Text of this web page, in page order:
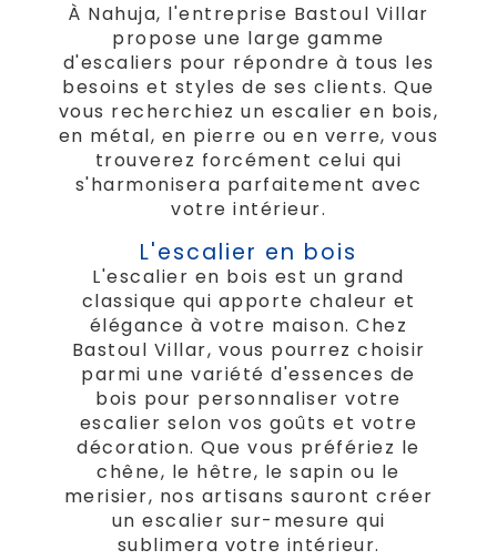
À Nahuja, l'entreprise Bastoul Villar
propose une large gamme
d'escaliers pour répondre à tous les
besoins et styles de ses clients. Que
vous recherchiez un escalier en bois,
en métal, en pierre ou en verre, vous
trouverez forcément celui qui
s'harmonisera parfaitement avec
votre intérieur.
L'escalier en bois
L'escalier en bois est un grand
classique qui apporte chaleur et
élégance à votre maison. Chez
Bastoul Villar, vous pourrez choisir
parmi une variété d'essences de
bois pour personnaliser votre
escalier selon vos goûts et votre
décoration. Que vous préfériez le
chêne, le hêtre, le sapin ou le
merisier, nos artisans sauront créer
un escalier sur-mesure qui
sublimera votre intérieur.